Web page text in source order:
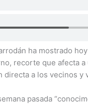
ha mostrado
recorte que afecta
directa a los vecinos
pasada